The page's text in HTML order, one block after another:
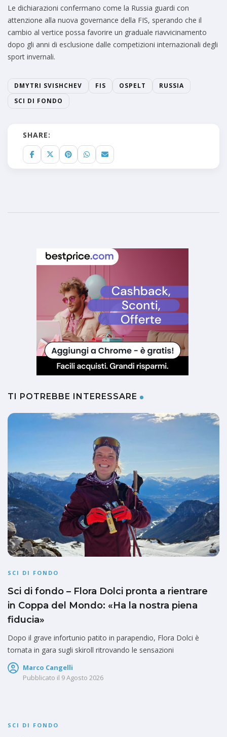
Le dichiarazioni confermano come la Russia guardi con
attenzione alla nuova governance della FIS, sperando che il
cambio al vertice possa favorire un graduale riavvicinamento
dopo gli anni di esclusione dalle competizioni internazionali degli
sport invernali.
DMYTRI SVISHCHEV FIS OSPELT
RUSSIA
SCI DI FONDO
SHARE:
TI POTREBBE INTERESSARE
SCI DI FONDO
Sci di fondo – Flora Dolci pronta a rientrare
in Coppa del Mondo: «Ha la nostra piena
fiducia»
Dopo il grave infortunio patito in parapendio, Flora Dolci è
tornata in gara sugli skiroll ritrovando le sensazioni
Marco Cangelli
Pubblicato il 9 Agosto 2026
SCI DI FONDO